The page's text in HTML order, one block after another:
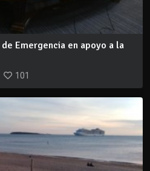
Emergencia en apoyo a la
101